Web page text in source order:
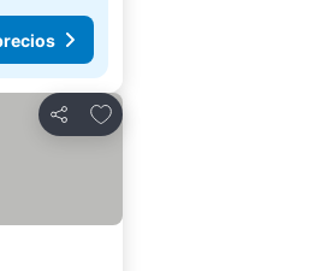
Compartir
Agregar a favoritos